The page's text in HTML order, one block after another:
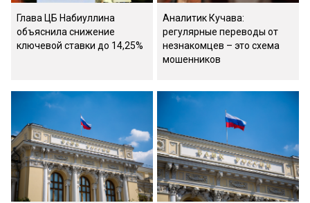
Глава ЦБ Набиуллина
объяснила снижение
ключевой ставки до 14,25%
Аналитик Кучава:
регулярные переводы от
незнакомцев – это схема
мошенников